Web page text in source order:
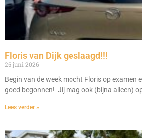
Floris van Dijk geslaagd!!!
25 juni 2026
Begin van de week mocht Floris op examen
goed begonnen! Jij mag ook (bijna alleen)
Lees verder »